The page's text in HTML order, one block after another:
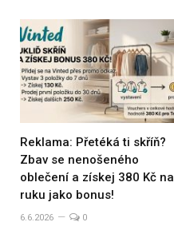
Reklama: Přetéká ti skříň?
Zbav se nenošeného
oblečení a získej 380 Kč na
ruku jako bonus!
6.6.2026 0